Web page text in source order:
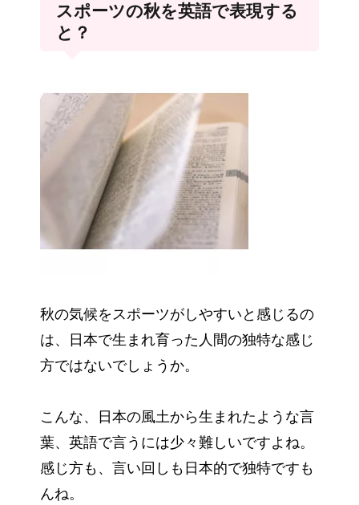
スポーツの秋を英語で表現する
と？
秋の気候をスポーツがしやすいと感じるの
は、日本で生まれ育った人間の独特な感じ
方ではないでしょうか。
こんな、日本の風土から生まれたような言
葉、英語で言うには少々難しいですよね。
感じ方も、言い回しも日本的で独特ですも
んね。